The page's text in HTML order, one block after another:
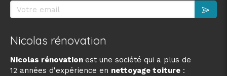
Votre email
Nicolas rénovation
Nicolas rénovation est une société qui a plus de
12 années d'expérience en nettoyage toiture :